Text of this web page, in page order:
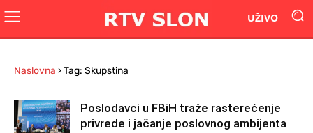
UŽIVO
Naslovna ›Tag: Skupstina
Poslodavci u FBiH traže rasterećenje
privrede i jačanje poslovnog ambijenta